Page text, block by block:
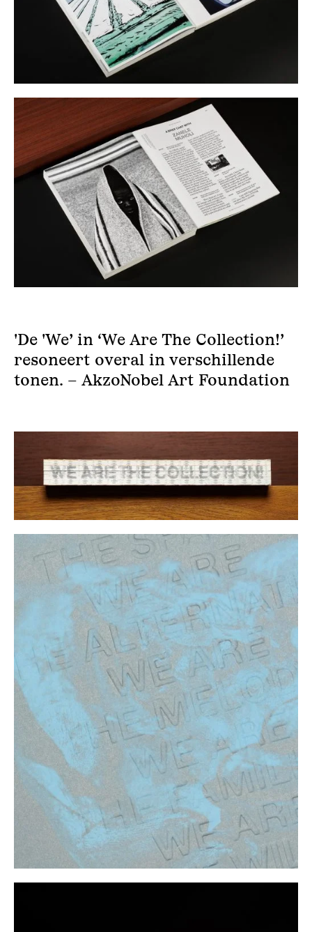
'De 'We’ in ‘We Are The Collection!’
resoneert overal in verschillende
tonen. – AkzoNobel Art Foundation